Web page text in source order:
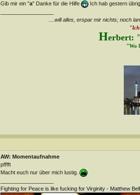
Gib mir ein "a" Danke für die Hilfe Ich hab gestern
....will alles, erspar mir nichts; noch
Herbert:
"Wo
AW: Momentaufnahme
pfffft
Macht euch nur über mich lustig.
Fighting for Peace is like fucking for Virginity - Matthew